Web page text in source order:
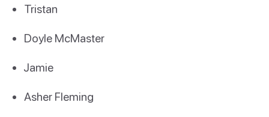
Tristan
Doyle McMaster
Jamie
Asher Fleming